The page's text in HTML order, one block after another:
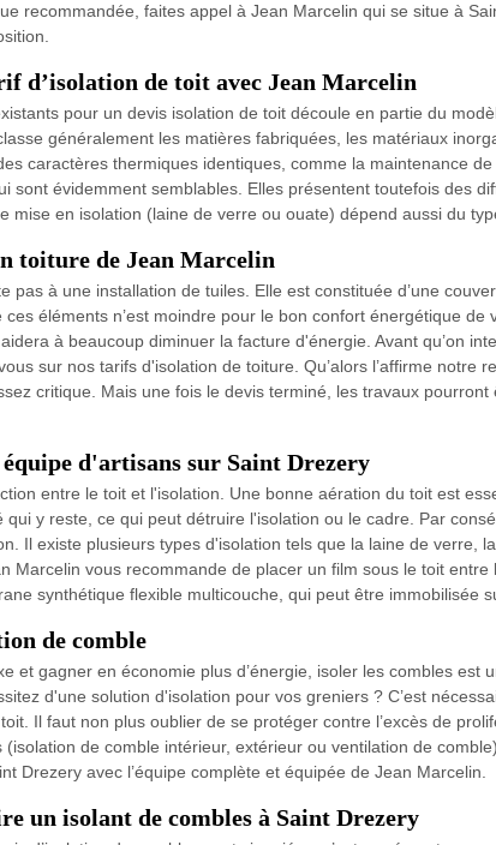
recommandée, faites appel à Jean Marcelin qui se situe à
d’isolation de toit avec Jean Marcelin
pour un devis isolation de toit découle en partie du
généralement les matières fabriquées, les matériaux
caractères thermiques identiques, comme la maintenance de
sont évidemment semblables. Elles présentent toutefois des
mise en isolation (laine de verre ou ouate) dépend aussi du
toiture de Jean Marcelin
pas à une installation de tuiles. Elle est constituée d’une
ces éléments n’est moindre pour le bon confort énergétique de
à beaucoup diminuer la facture d'énergie. Avant qu’on
sur nos tarifs d'isolation de toiture. Qu’alors l’affirme notre
critique. Mais une fois le devis terminé, les travaux
d'artisans sur Saint Drezery
entre le toit et l'isolation. Une bonne aération du toit est
qui y reste, ce qui peut détruire l'isolation ou le cadre. Par
Il existe plusieurs types d'isolation tels que la laine de verre,
Marcelin vous recommande de placer un film sous le toit entre
synthétique flexible multicouche, qui peut être immobilisée
de comble
et gagner en économie plus d’énergie, isoler les combles est
d'une solution d'isolation pour vos greniers ? C’est
Il faut non plus oublier de se protéger contre l’excès de
(isolation de comble intérieur, extérieur ou ventilation de
Drezery avec l’équipe complète et équipée de Jean Marcelin.
un isolant de combles à Saint Drezery